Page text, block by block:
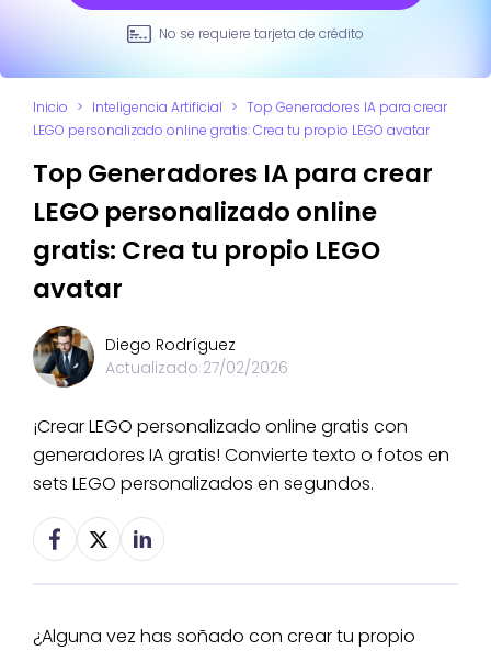
No se requiere tarjeta de crédito
Inicio > Inteligencia Artificial > Top Generadores IA para crear
LEGO personalizado online gratis: Crea tu propio LEGO avatar
Top Generadores IA para crear
LEGO personalizado online
gratis: Crea tu propio LEGO
avatar
Diego Rodríguez
Actualizado 27/02/2026
¡Crear LEGO personalizado online gratis con
generadores IA gratis! Convierte texto o fotos en
sets LEGO personalizados en segundos.
¿Alguna vez has soñado con crear tu propio